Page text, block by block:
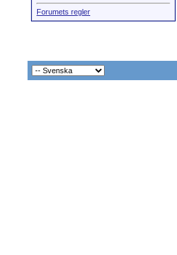
Forumets regler